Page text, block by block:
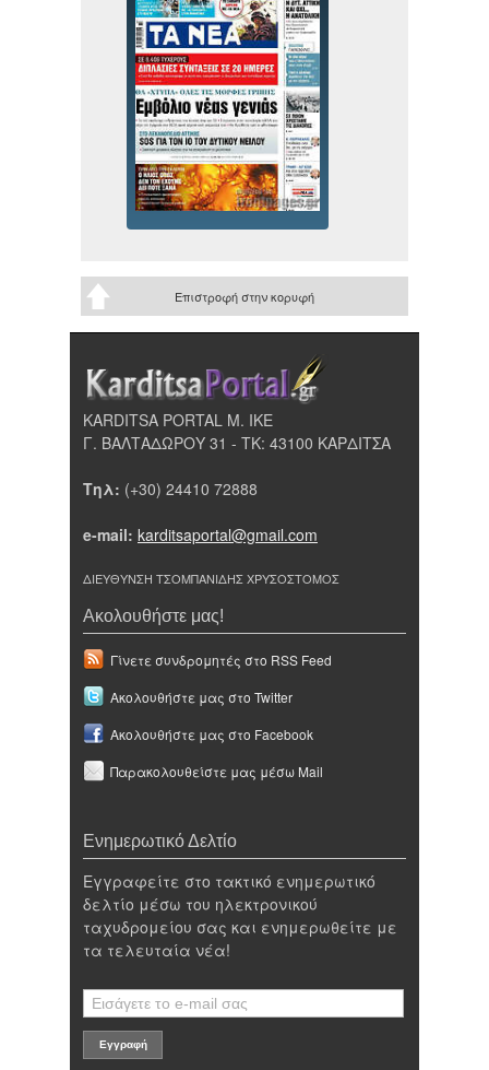
Επιστροφή στην κορυφή
KARDITSA PORTAL Μ. ΙΚΕ
Γ. ΒΑΛΤΑΔΩΡΟΥ 31 - ΤΚ: 43100 ΚΑΡΔΙΤΣΑ
Τηλ: (+30) 24410 72888
e-mail: karditsaportal@gmail.com
ΔΙΕΥΘΥΝΣΗ ΤΣΟΜΠΑΝΙΔΗΣ ΧΡΥΣΟΣΤΟΜΟΣ
Ακολουθήστε μας!
Γίνετε συνδρομητές στο RSS Feed
Ακολουθήστε μας στο Twitter
Ακολουθήστε μας στο Facebook
Παρακολουθείστε μας μέσω Mail
Ενημερωτικό Δελτίο
Εγγραφείτε στο τακτικό ενημερωτικό
δελτίο μέσω του ηλεκτρονικού
ταχυδρομείου σας και ενημερωθείτε με
τα τελευταία νέα!